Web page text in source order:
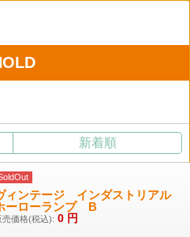
新着順
ィンテージ インダストリアル
ーローランプ B
売価格(税込): 0 円